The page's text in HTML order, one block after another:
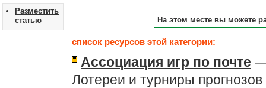
Разместить
статью
На этом месте вы можете
список ресурсов этой категории:
Ассоциация игр по почте —
Лотереи и турниры